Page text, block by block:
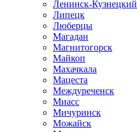
Ленинск-Кузнецкий
Липецк
Люберцы
Магадан
Магнитогорск
Майкоп
Махачкала
Мацеста
Междуреченск
Миасс
Мичуринск
Можайск